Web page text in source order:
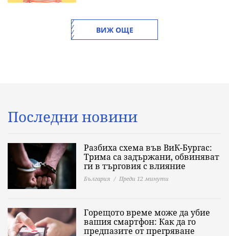
ВИЖ ОЩЕ
Последни новини
Разбиха схема във ВиК-Бургас:
Трима са задържани, обвиняват
ги в търговия с влияние
България Преди 12 минути
Горещото време може да убие
вашия смартфон: Как да го
предпазите от прегряване